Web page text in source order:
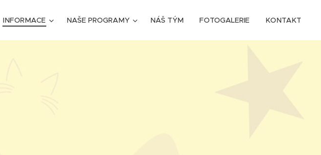
INFORMACE NAŠE PROGRAMY NÁŠ TÝM FOTOGALERIE KONTAKT